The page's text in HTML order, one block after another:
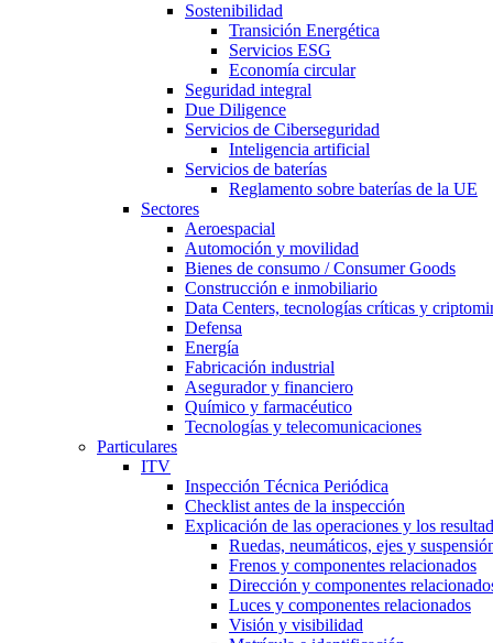
Sostenibilidad
Transición Energética
Servicios ESG
Economía circular
Seguridad integral
Due Diligence
Servicios de Ciberseguridad
Inteligencia artificial
Servicios de baterías
Reglamento sobre baterías de la UE
Sectores
Aeroespacial
Automoción y movilidad
Bienes de consumo / Consumer Goods
Construcción e inmobiliario
Data Centers, tecnologías críticas y
Defensa
Energía
Fabricación industrial
Asegurador y financiero
Químico y farmacéutico
Tecnologías y telecomunicaciones
Particulares
ITV
Inspección Técnica Periódica
Checklist antes de la inspección
Explicación de las operaciones y los
Ruedas, neumáticos, ejes y
Frenos y componentes relacionados
Dirección y componentes
Luces y componentes relacionados
Visión y visibilidad